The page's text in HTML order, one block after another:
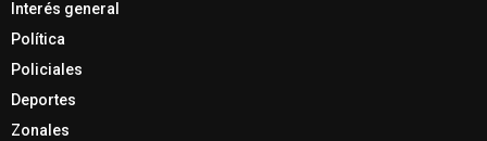
Interés general
Política
Policiales
Deportes
Zonales